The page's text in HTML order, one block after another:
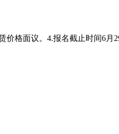
格面议。4.报名截止时间6